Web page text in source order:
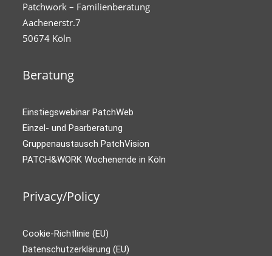
Patchwork – Familienberatung
Aachenerstr.7
50674 Köln
Beratung
Einstiegswebinar PatchWeb
Einzel- und Paarberatung
Gruppenaustausch PatchVision
PATCH&WORK Wochenende in Köln
Privacy/Policy
Cookie-Richtlinie (EU)
Datenschutzerklärung (EU)